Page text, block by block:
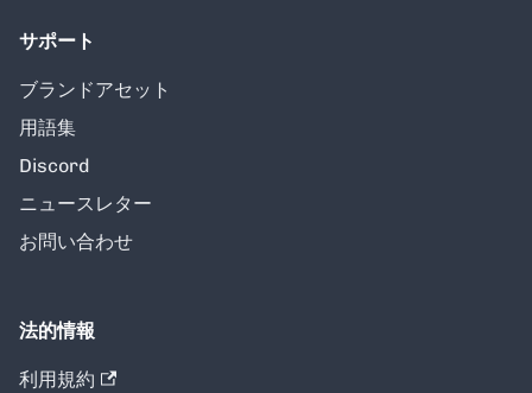
サポート
ブランドアセット
用語集
Discord
ニュースレター
お問い合わせ
法的情報
利用規約